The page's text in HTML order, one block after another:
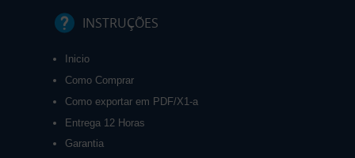
INSTRUÇÕES
Inicio
Como Comprar
Como exportar em PDF/X1-a
Entrega 12 Horas
Garantia